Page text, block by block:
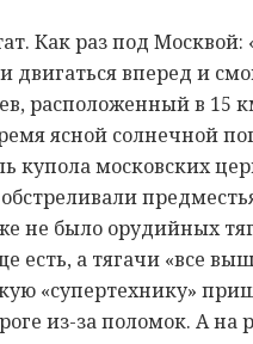
Как раз под Москвой:
вперед и
расположенный в 15
ясной солнечной
купола московских
не было орудийных
есть, а тягачи «все
«супертехнику»
из-за поломок. А на